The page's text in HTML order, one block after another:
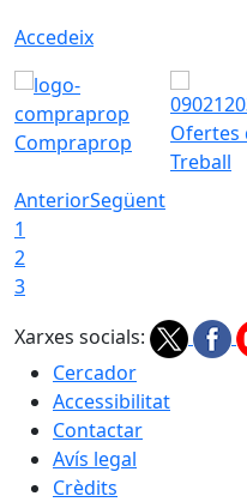
Accedeix
Compraprop
Ofertes
Treball
AnteriorSegüent
1
2
3
Xarxes socials:
Cercador
Accessibilitat
Contactar
Avís legal
Crèdits